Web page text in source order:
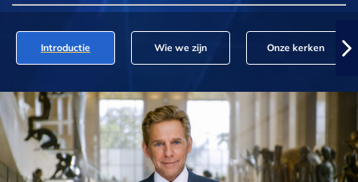
Introductie Wie we zijn Onze kerken